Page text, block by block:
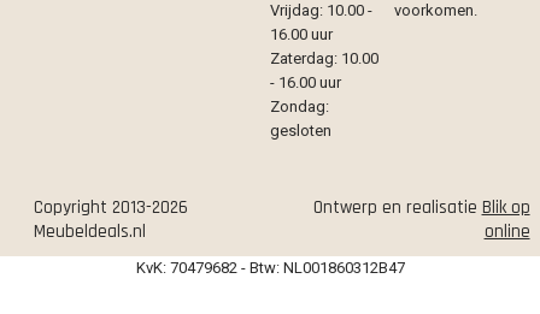
Vrijdag: 10.00 -
16.00 uur
Zaterdag: 10.00
- 16.00 uur
Zondag:
gesloten
voorkomen.
Copyright 2013-2026
Meubeldeals.nl
Ontwerp en realisatie Blik op
online
KvK: 70479682 - Btw: NL001860312B47